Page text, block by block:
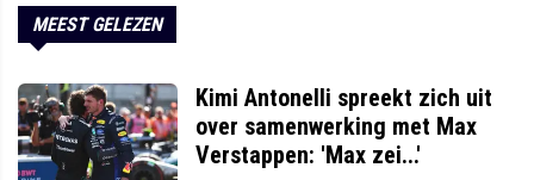
MEEST GELEZEN
Kimi Antonelli spreekt zich uit
over samenwerking met Max
Verstappen: 'Max zei...'